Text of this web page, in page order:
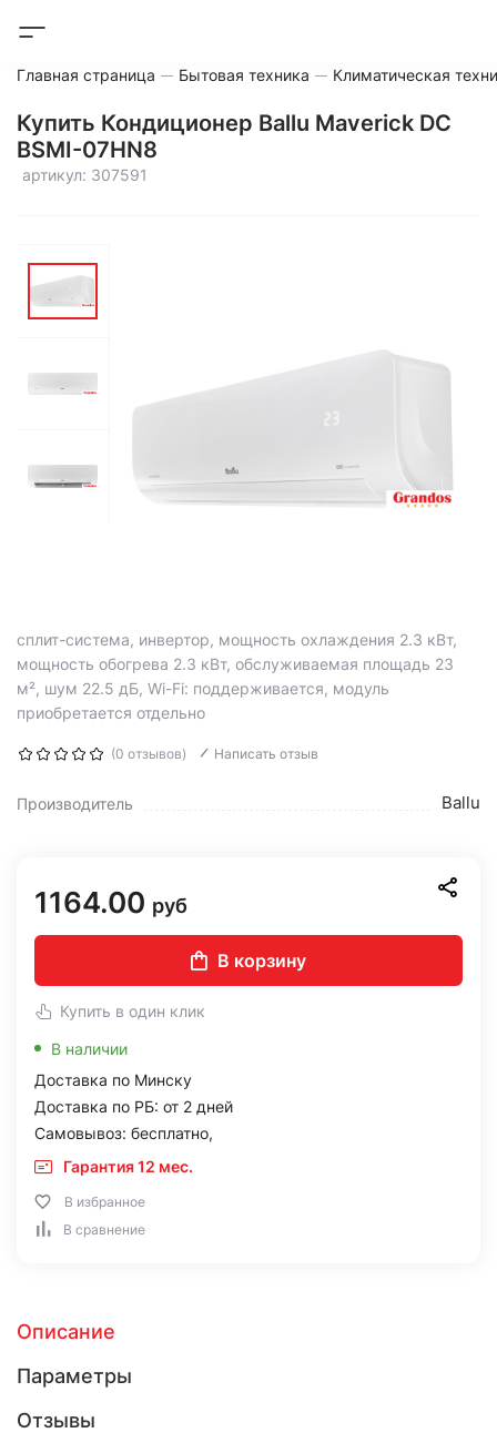
Главная страница Бытовая техника Климатическая
Купить Кондиционер Ballu Maverick DC
BSMI-07HN8
артикул: 307591
сплит-система, инвертор, мощность охлаждения 2.3 кВт,
мощность обогрева 2.3 кВт, обслуживаемая площадь 23
м², шум 22.5 дБ, Wi-Fi: поддерживается, модуль
приобретается отдельно
(0 отзывов) Написать отзыв
Производитель Ballu
1164.00 руб
В корзину
Купить в один клик
В наличии
Доставка по Минску
Доставка по РБ: от 2 дней
Самовывоз: бесплатно,
Гарантия 12 мес.
В избранное
В сравнение
Описание
Параметры
Отзывы